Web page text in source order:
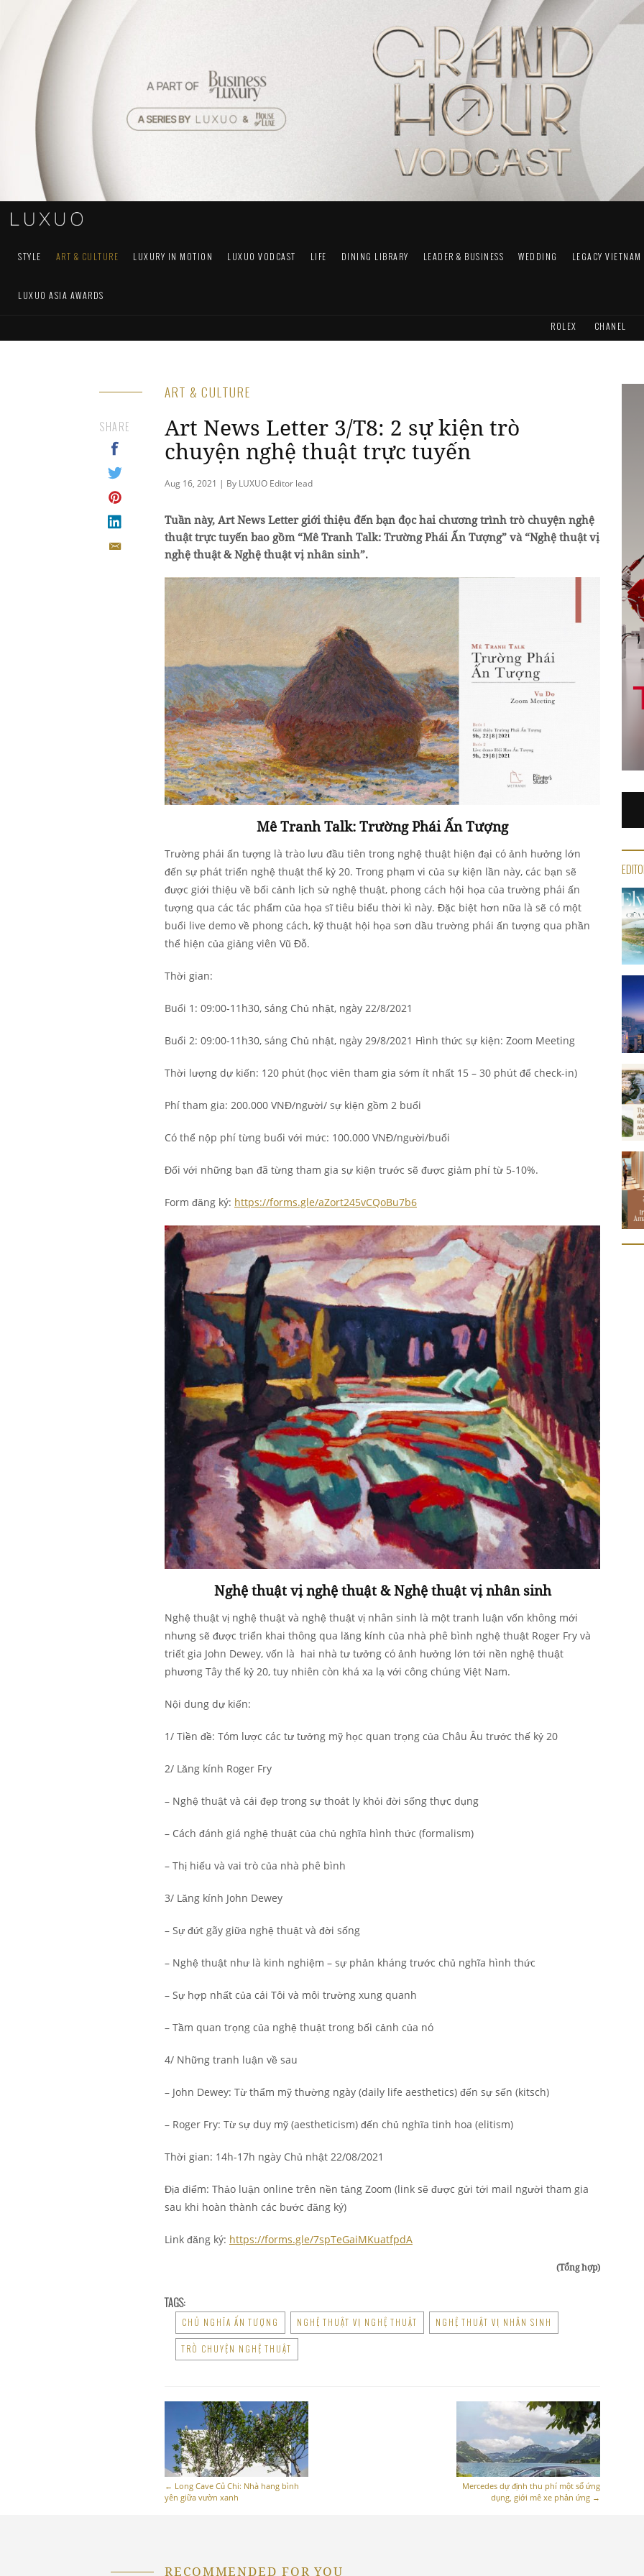
STYLE ART & CULTURE LUXURY IN MOTION LUXUO VODCAST LIFE DINING LIBRARY LEADER & BUSINESS WEDDING LEGACY VIETNAM
LUXUO ASIA AWARDS
ROLEX CHANEL
ART & CULTURE
Art News Letter 3/T8: 2 sự kiện trò
chuyện nghệ thuật trực tuyến
Aug 16, 2021 | By LUXUO Editor lead
SHARE
Tuần này, Art News Letter giới thiệu đến bạn đọc hai chương trình trò chuyện nghệ
thuật trực tuyến bao gồm “Mê Tranh Talk: Trường Phái Ấn Tượng” và “Nghệ thuật vị
nghệ thuật & Nghệ thuật vị nhân sinh”.
Mê Tranh Talk: Trường Phái Ấn Tượng
Trường phái ấn tượng là trào lưu đầu tiên trong nghệ thuật hiện đại có ảnh hưởng lớn
đến sự phát triển nghệ thuật thế kỷ 20. Trong phạm vi của sự kiện lần này, các bạn sẽ
được giới thiệu về bối cảnh lịch sử nghệ thuật, phong cách hội họa của trường phái ấn
tượng qua các tác phẩm của họa sĩ tiêu biểu thời kì này. Đặc biệt hơn nữa là sẽ có một
buổi live demo về phong cách, kỹ thuật hội họa sơn dầu trường phái ấn tượng qua phần
thể hiện của giảng viên Vũ Đỗ.
Thời gian:
Buổi 1: 09:00-11h30, sáng Chủ nhật, ngày 22/8/2021
Buổi 2: 09:00-11h30, sáng Chủ nhật, ngày 29/8/2021 Hình thức sự kiện: Zoom Meeting
Thời lượng dự kiến: 120 phút (học viên tham gia sớm ít nhất 15 – 30 phút để check-in)
Phí tham gia: 200.000 VNĐ/người/ sự kiện gồm 2 buổi
Có thể nộp phí từng buổi với mức: 100.000 VNĐ/người/buổi
Đối với những bạn đã từng tham gia sự kiện trước sẽ được giảm phí từ 5-10%.
Form đăng ký: https://forms.gle/aZort245vCQoBu7b6
Nghệ thuật vị nghệ thuật & Nghệ thuật vị nhân sinh
Nghệ thuật vị nghệ thuật và nghệ thuật vị nhân sinh là một tranh luận vốn không mới
nhưng sẽ được triển khai thông qua lăng kính của nhà phê bình nghệ thuật Roger Fry và
triết gia John Dewey, vốn là hai nhà tư tưởng có ảnh hưởng lớn tới nền nghệ thuật
phương Tây thế kỷ 20, tuy nhiên còn khá xa lạ với công chúng Việt Nam.
Nội dung dự kiến:
1/ Tiền đề: Tóm lược các tư tưởng mỹ học quan trọng của Châu Âu trước thế kỷ 20
2/ Lăng kính Roger Fry
– Nghệ thuật và cái đẹp trong sự thoát ly khỏi đời sống thực dụng
– Cách đánh giá nghệ thuật của chủ nghĩa hình thức (formalism)
– Thị hiếu và vai trò của nhà phê bình
3/ Lăng kính John Dewey
– Sự đứt gãy giữa nghệ thuật và đời sống
– Nghệ thuật như là kinh nghiệm – sự phản kháng trước chủ nghĩa hình thức
– Sự hợp nhất của cái Tôi và môi trường xung quanh
– Tầm quan trọng của nghệ thuật trong bối cảnh của nó
4/ Những tranh luận về sau
– John Dewey: Từ thẩm mỹ thường ngày (daily life aesthetics) đến sự sến (kitsch)
– Roger Fry: Từ sự duy mỹ (aestheticism) đến chủ nghĩa tinh hoa (elitism)
Thời gian: 14h-17h ngày Chủ nhật 22/08/2021
Địa điểm: Thảo luận online trên nền tảng Zoom (link sẽ được gửi tới mail người tham gia
sau khi hoàn thành các bước đăng ký)
Link đăng ký: https://forms.gle/7spTeGaiMKuatfpdA
(Tổng hợp)
TAGS:
CHỦ NGHĨA ẤN TƯỢNG NGHỆ THUẬT VỊ NGHỆ THUẬT NGHỆ THUẬT VỊ NHÂN SINH
TRÒ CHUYỆN NGHỆ THUẬT
← Long Cave Củ Chi: Nhà hang bình
yên giữa vườn xanh
Mercedes dự định thu phí một số ứng
dụng, giới mê xe phản ứng →
RECOMMENDED FOR YOU